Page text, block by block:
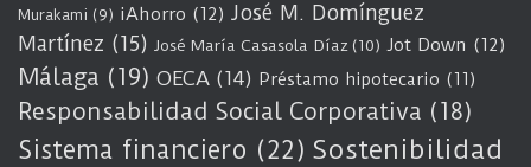
Murakami (9) iAhorro (12) José M. Domínguez
Martínez (15) José María Casasola Díaz (10) Jot Down (12)
Málaga (19) OECA (14) Préstamo hipotecario (11)
Responsabilidad Social Corporativa (18)
Sistema financiero (22) Sostenibilidad